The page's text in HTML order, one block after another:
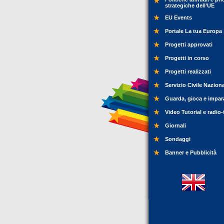
strategiche dell’UE
EU Events
Portale La tua Europa
Progetti approvati
Progetti in corso
Progetti realizzati
Servizio Civile
Guarda, gioca e
Video Tutorial e
Giornali
Sondaggi
Banner e Pubblicità